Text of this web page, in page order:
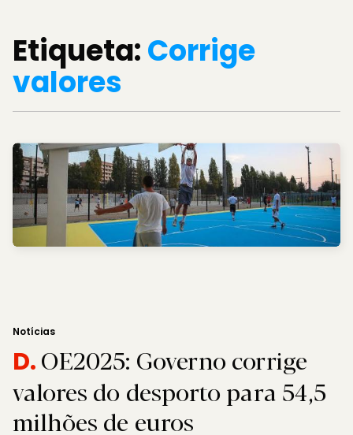
Etiqueta:Corrige
valores
Notícias
D.OE2025: Governo corrige
valores do desporto para 54,5
milhões de euros